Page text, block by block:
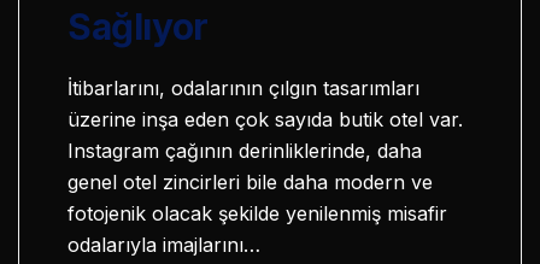
Sağlıyor
İtibarlarını, odalarının çılgın tasarımları
üzerine inşa eden çok sayıda butik otel var.
Instagram çağının derinliklerinde, daha
genel otel zincirleri bile daha modern ve
fotojenik olacak şekilde yenilenmiş misafir
odalarıyla imajlarını…